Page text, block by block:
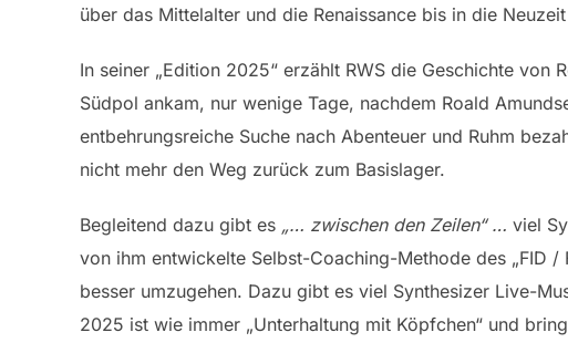
über das Mittelalter und die Renaissance bis in die
In seiner „Edition 2025“ erzählt RWS die Geschichte
Südpol ankam, nur wenige Tage, nachdem Roald
entbehrungsreiche Suche nach Abenteuer und Ruhm
nicht mehr den Weg zurück zum Basislager.
Begleitend dazu gibt es „… zwischen den Zeilen“ … viel
von ihm entwickelte Selbst-Coaching-Methode des „FID
besser umzugehen. Dazu gibt es viel Synthesizer Live-
2025 ist wie immer „Unterhaltung mit Köpfchen“ und